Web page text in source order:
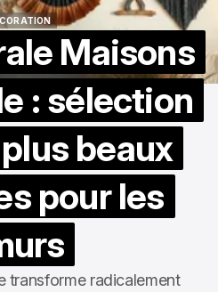
Maisons
: sélection
beaux
pour les
transforme radicalement